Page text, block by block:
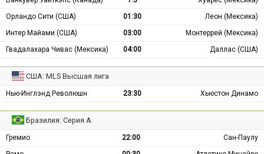
Орландо Сити (США)
01:30
Леон (Мексика)
Интер Майами (США)
03:00
Монтеррей (Мексика)
Гвадалахара Чивас (Мексика)
04:00 Даллас (США)
США: MLS Высшая лига
Нью-Инглэнд Революшн 23:30 Хьюстон Динамо
Бразилия: Серия А
Гремио 22:00
Сан-Паулу